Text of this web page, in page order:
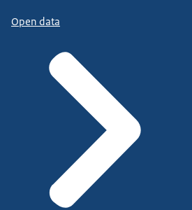
Open data